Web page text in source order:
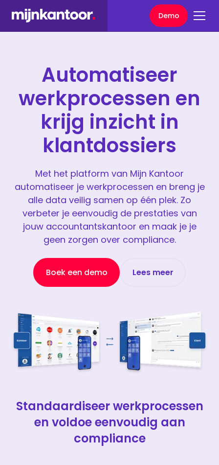
Demo
Automatiseer
werkprocessen en
krijg inzicht in
klantdossiers
Met het platform van Mijn Kantoor
automatiseer je werkprocessen en breng je
alle data veilig samen op één plek. Zo
verbeter je eenvoudig de prestaties van
jouw accountantskantoor en maak je je
geen zorgen over compliance.
Boek een demo Lees meer
Standaardiseer werkprocessen
en voldoe eenvoudig aan
compliance